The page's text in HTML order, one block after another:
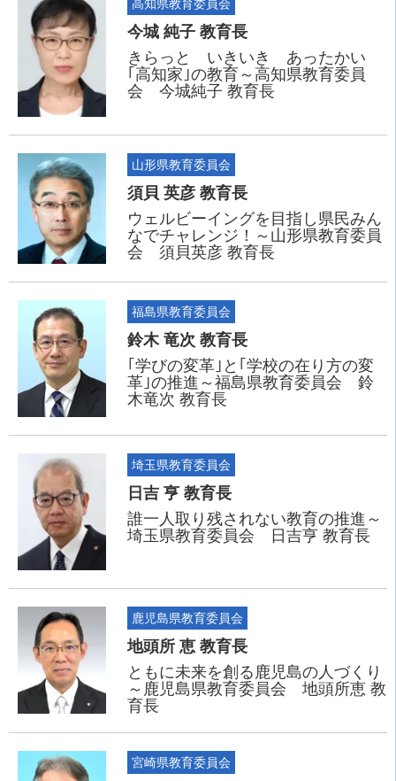
高知県教育委員会
今城 純子 教育長
きらっと いきいき あったかい
｢高知家｣の教育～高知県教育委員
会 今城純子 教育長
山形県教育委員会
須貝 英彦 教育長
ウェルビーイングを目指し県民みん
なでチャレンジ！～山形県教育委員
会 須貝英彦 教育長
福島県教育委員会
鈴木 竜次 教育長
｢学びの変革｣と｢学校の在り方の変
革｣の推進～福島県教育委員会 鈴
木竜次 教育長
埼玉県教育委員会
日吉 亨 教育長
誰一人取り残されない教育の推進～
埼玉県教育委員会 日吉亨 教育長
鹿児島県教育委員会
地頭所 恵 教育長
ともに未来を創る鹿児島の人づくり
～鹿児島県教育委員会 地頭所恵 教
育長
宮崎県教育委員会